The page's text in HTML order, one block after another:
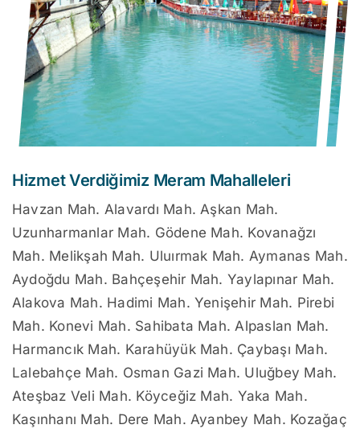
Hizmet Verdiğimiz Meram Mahalleleri
Havzan Mah. Alavardı Mah. Aşkan Mah.
Uzunharmanlar Mah. Gödene Mah. Kovanağzı
Mah. Melikşah Mah. Uluırmak Mah. Aymanas Mah.
Aydoğdu Mah. Bahçeşehir Mah. Yaylapınar Mah.
Alakova Mah. Hadimi Mah. Yenişehir Mah. Pirebi
Mah. Konevi Mah. Sahibata Mah. Alpaslan Mah.
Harmancık Mah. Karahüyük Mah. Çaybaşı Mah.
Lalebahçe Mah. Osman Gazi Mah. Uluğbey Mah.
Ateşbaz Veli Mah. Köyceğiz Mah. Yaka Mah.
Kaşınhanı Mah. Dere Mah. Ayanbey Mah. Kozağaç